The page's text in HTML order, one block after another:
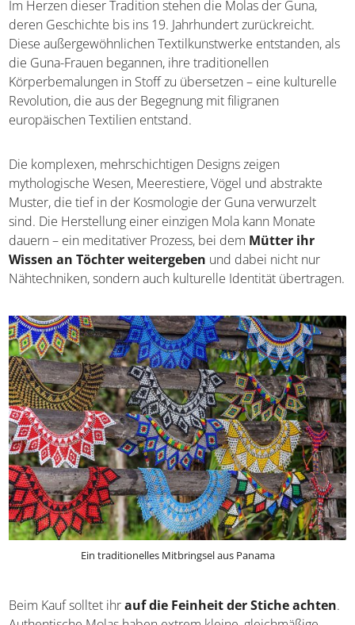
Jahrhunderte alterWeisheit und Schönheitin sich
trägt. Im Herzen dieser Tradition stehen die Molas der
Guna, deren Geschichte bis ins 19. Jahrhundert
zurückreicht. Diese außergewöhnlichen Textilkunstwerke
entstanden, als die Guna-Frauen begannen, ihre
traditionellen Körperbemalungen in Stoff zu übersetzen –
eine kulturelle Revolution, die aus der Begegnung mit
Die komplexen, mehrschichtigen Designs zeigen
mythologische Wesen, Meerestiere, Vögel und abstrakte
Muster, die tief in der Kosmologie der Guna verwurzelt
sind. Die Herstellung einer einzigen Mola kann Monate
dauern – ein meditativer Prozess, bei demMütter ihr
Wissen an Töchter weitergebenund dabei nicht nur
übertragen.